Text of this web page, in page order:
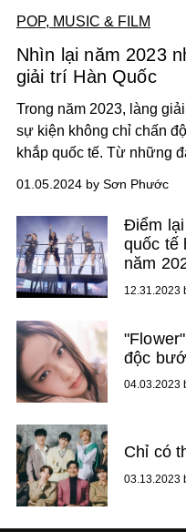
POP, MUSIC & FILM
Nhìn lại năm 2023
giải trí Hàn Quốc
Trong năm 2023, làng
sự kiện không chỉ chấn
khắp quốc tế. Từ những
của showbiz Hàn, nhưng
tiếc nuối.
01.05.2024 by Sơn Phước
Điểm
quốc tế
năm
12.31.2023
độc
04.03.2023
Chỉ có
03.13.2023